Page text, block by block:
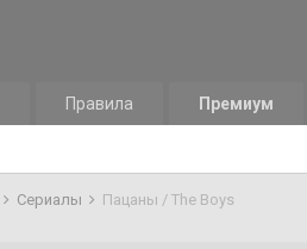
Правила Премиум
Сериалы Пацаны / The Boys